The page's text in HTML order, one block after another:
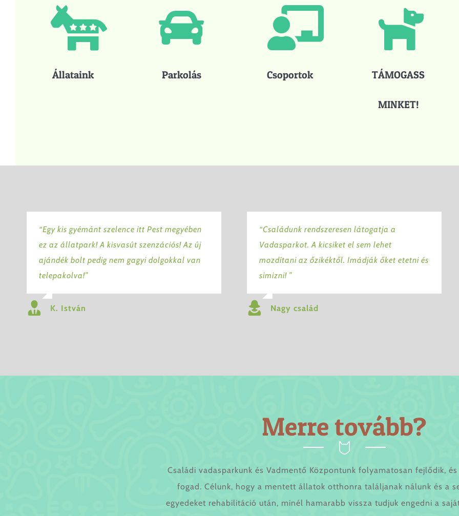
Állataink Parkolás Csoportok TÁMOGASS
MINKET!
“Egy kis gyémánt szelence itt Pest megyében
ez az állatpark! A kisvasút szenzációs! Az új
ajándék bolt pedig nem gagyi dolgokkal van
telepakolva!”
K. István
“Családunk rendszeresen látogatja a
Vadasparkot. A kicsiket el sem lehet
mozdítani az őzikéktől. Imádják őket etetni és
simizni! ”
Nagy család
Merretovább?
Családi vadasparkunk és Vadmentő Központunk folyamatosan fejlődik,
fogad. Célunk, hogy a mentett állatok otthonra találjanak nálunk és a
egyedeket rehabilitáció után, minél hamarabb vissza tudjuk engedni a